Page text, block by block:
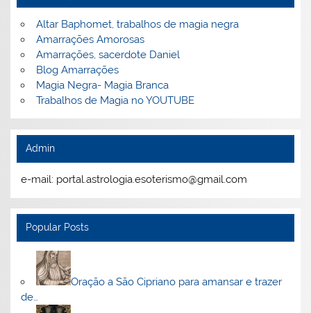
Altar Baphomet, trabalhos de magia negra
Amarrações Amorosas
Amarrações, sacerdote Daniel
Blog Amarrações
Magia Negra- Magia Branca
Trabalhos de Magia no YOUTUBE
Admin
e-mail: portal.astrologia.esoterismo@gmail.com
Popular Posts
Oração a São Cipriano para amansar e trazer
de…